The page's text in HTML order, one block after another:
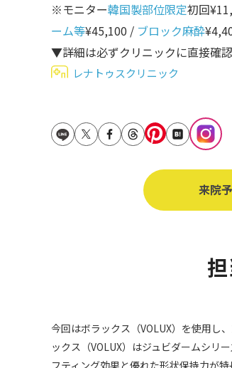
Region
地域から探す
名古屋
仙台
福岡
※モニター韓国製部位限定初回
ーム等¥45,100 / ブロック麻酔
▼詳細は必ずクリニックに直接確
レナトゥスクリニック
来院
今回はボラックス（VOLUX）を使用し
ックス（VOLUX）はジュビダームシリ
フティング効果と優れた形状保持力が